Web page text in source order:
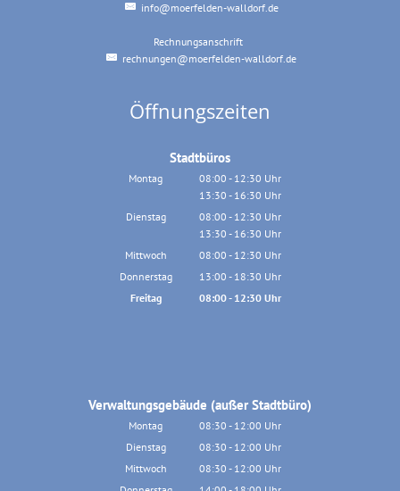
info@moerfelden-walldorf.de
Rechnungsanschrift
rechnungen@moerfelden-walldorf.de
Öffnungszeiten
Stadtbüros
Montag 08:00 - 12:30 Uhr
Von 08:00 bis 12:30 Uhr
13:30 - 16:30 Uhr
Von 13:30 bis 16:30 Uhr
Dienstag 08:00 - 12:30 Uhr
Von 08:00 bis 12:30 Uhr
13:30 - 16:30 Uhr
Von 13:30 bis 16:30 Uhr
Mittwoch 08:00 - 12:30 Uhr
Von 08:00 bis 12:30 Uhr
Donnerstag 13:00 - 18:30 Uhr
Von 13:00 bis 18:30 Uhr
Freitag 08:00- 12:30 Uhr
Verwaltungsgebäude (außer Stadtbüro)
Montag 08:30 - 12:00 Uhr
Von 08:30 bis 12:00 Uhr
Dienstag 08:30 - 12:00 Uhr
Von 08:30 bis 12:00 Uhr
Mittwoch 08:30 - 12:00 Uhr
Von 08:30 bis 12:00 Uhr